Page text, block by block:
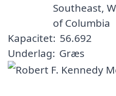
Southeast,
of Columbia
Kapacitet: 56.692
Underlag: Græs